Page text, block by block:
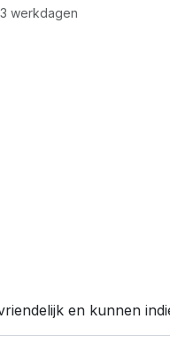
werkdagen
en kunnen